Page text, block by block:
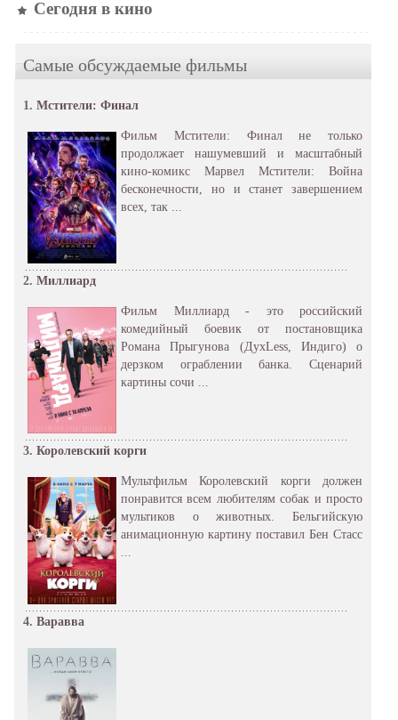
Сегодня в кино
Самые обсуждаемые фильмы
1. Мстители: Финал
Фильм Мстители: Финал не только
продолжает нашумевший и масштабный
кино-комикс Марвел Мстители: Война
бесконечности, но и станет завершением
всех, так ...
2. Миллиард
Фильм Миллиард - это российский
комедийный боевик от постановщика
Романа Прыгунова (ДухLess, Индиго) о
дерзком ограблении банка. Сценарий
картины сочи ...
3. Королевский корги
Мультфильм Королевский корги должен
понравится всем любителям собак и просто
мультиков о животных. Бельгийскую
анимационную картину поставил Бен Стасс
...
4. Варавва